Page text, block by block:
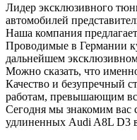
Лидер эксклюзивного
автомобилей
Наша компания
Проводимые в Германии
дальнейшем
Можно сказать, что
Качество и безупречный
работам, превышающим
Сегодня мы знакомим вас
удлиненных Audi A8L D3